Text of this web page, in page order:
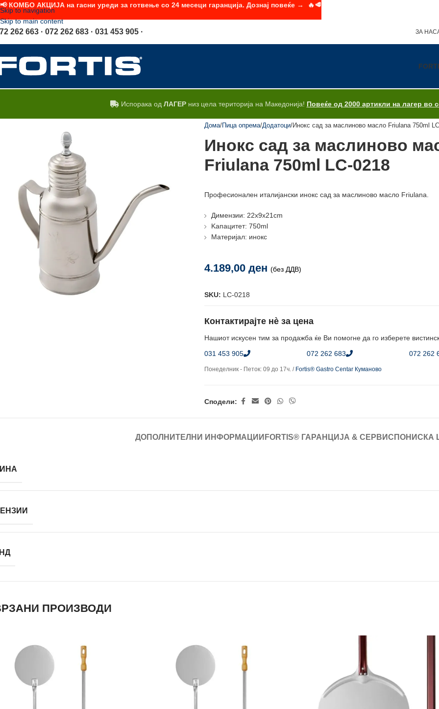
Skip to navigation
Skip to main content
262 663 · 072 262 683 · 031 453 905 · ЗА НАС
Испорака од ЛАГЕРниз цела територија на Македонија! Повеќе од 2000 артикли на лагер во
Дома Пица опрема Додатоци Инокс сад за маслиново масло Friulana 750ml
Инокс сад за маслиново
Friulana 750ml LC-0218
Професионален италијански инокс сад за маслиново масло Friulana.
Димензии: 22x9x21cm
Kапацитет: 750ml
Материјал: инокс
4.189,00ден (без ДДВ)
SKU: LC-0218
Контактирајте нè за цена
Нашиот искусен тим за продажба ќе Ви помогне да го изберете
031 453 905
072 262 683 072 262
Понеделник - Петок: 09 до 17ч. / Fortis® Gastro Centar Куманово
Сподели:
ДОПОЛНИТЕЛНИ ИНФОРМАЦИИ FORTIS® ГАРАНЦИЈА & СЕРВИС ПОНИСКА
ПРОИЗВОДИ
📢 КОМБО АКЦИЈА на гасни уреди за готвење со 24 месеци гаранција. Дознај повеќе → 🔥🥩